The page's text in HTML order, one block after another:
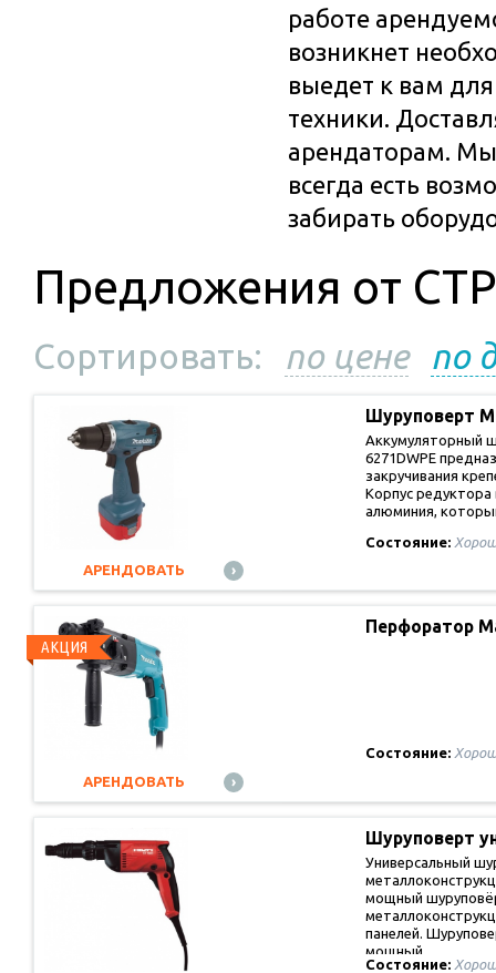
работе
возникнет
выедет к вам
техники.
арендаторам.
всегда есть
забирать
Предложения от
Сортировать: по цене по
Шуруповерт
Аккумуляторный
6271DWPE
закручивания
Корпус редуктора
алюминия,
Состояние:
АРЕНДОВАТЬ
Перфоратор
Состояние:
АКЦИЯ
АРЕНДОВАТЬ
Шуруповерт
Универсальный
мощный
панелей.
мощный…
Состояние: